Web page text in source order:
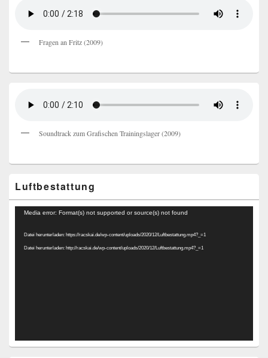
Fragen an Fritz (2009)
Soundtrack zum Grafischen Trainingslager (2009)
Luftbestattung
Video-
Media error: Format(s) not supported or source(s) not found
Datei herunterladen: https://racskai.de/wp-content/uploads/2020/12/Luftbestattung.mp4?_=1
Datei herunterladen: http://racskai.de/wp-content/uploads/2020/12/Luftbestattung.mp4?_=1